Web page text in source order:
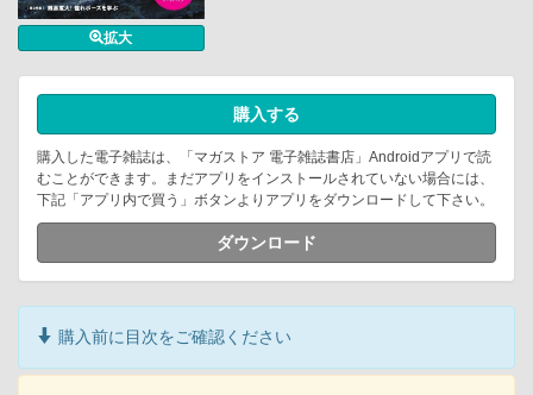
拡大
購入する
購入した電子雑誌は、「マガストア 電子雑誌書店」Androidアプリで読
むことができます。まだアプリをインストールされていない場合には、
下記「アプリ内で買う」ボタンよりアプリをダウンロードして下さい。
ダウンロード
購入前に目次をご確認ください